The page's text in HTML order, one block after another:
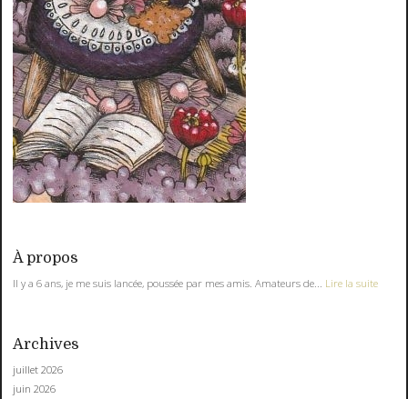
À propos
Il y a 6 ans, je me suis lancée, poussée par mes amis. Amateurs de... Lire la suite
Archives
juillet 2026
juin 2026